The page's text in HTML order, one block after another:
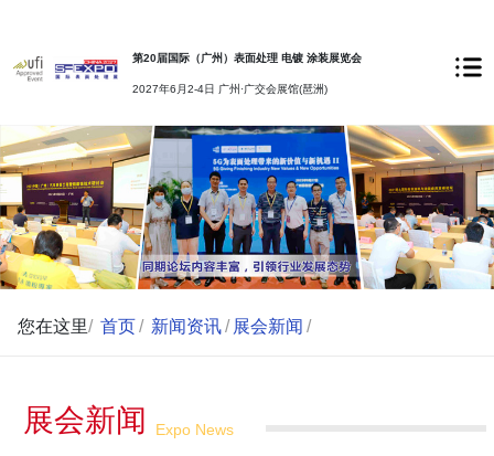
第20届国际（广州）表面处理 电镀 涂装展览会
2027年6月2-4日 广州·广交会展馆(琶洲)
您在这里/ 首页 / 新闻资讯 / 展会新闻 /
展会新闻 Expo News